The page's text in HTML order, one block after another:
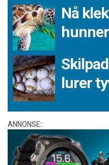
Nå
hunner
lurer
ANNONSE: